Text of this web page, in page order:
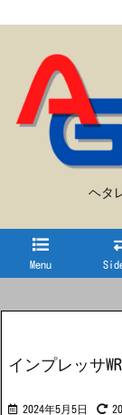
ヘタ
Menu
インプレッサ
2024年5月5日